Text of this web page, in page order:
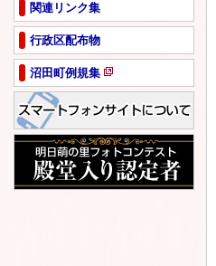
ペ
ジ
開
き
ま
す
関連リンク集
行政区配布物
沼田町例規集
新
規
ー
ジ
で
開